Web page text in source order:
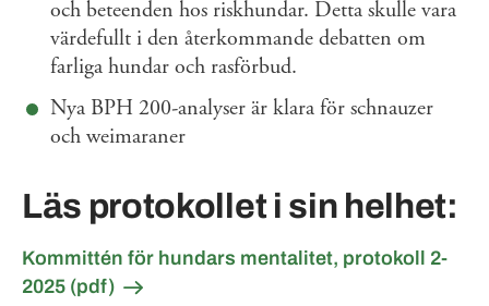
och beteenden hos riskhundar. Detta skulle vara
värdefullt i den återkommande debatten om
farliga hundar och rasförbud.
Nya BPH 200-analyser är klara för schnauzer
och weimaraner
Läs protokollet i sin helhet:
Kommittén för hundars mentalitet, protokoll 2-
2025 (pdf)